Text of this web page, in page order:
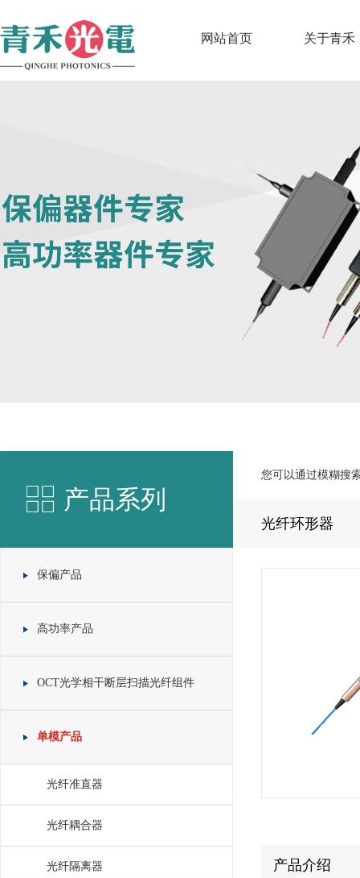
网站首页 关于青禾
产品系列
保偏产品
高功率产品
OCT光学相干断层扫描光纤组件
单模产品
光纤准直器
光纤耦合器
光纤隔离器
您可以通过模糊搜
光纤环形器
产品介绍